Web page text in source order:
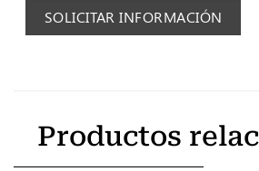
SOLICITAR INFORMACIÓN
Productos